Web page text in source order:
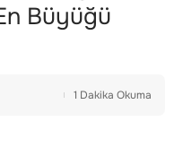
Büyüğü
1 Dakika Okuma